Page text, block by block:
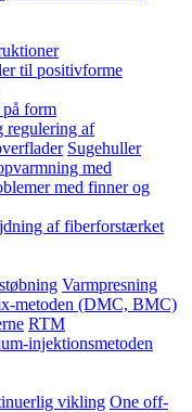
til positivforme
form
regulering af
Sugehuller
med
med finner og
af fiberforstærket
Varmpresning
metoden (DMC, BMC)
RTM
injektionsmetoden
vikling One off-